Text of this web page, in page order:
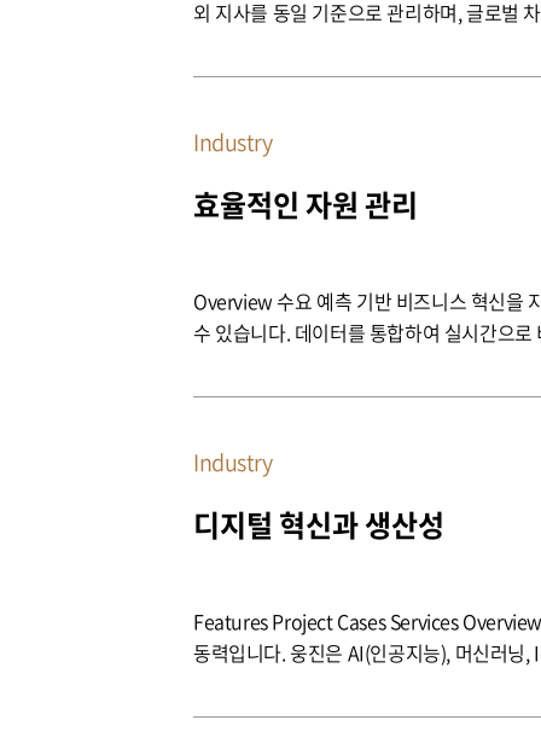
외 지사를 동일 기준으로 관리하며, 글로벌
Industry
효율적인 자원 관리
수 있습니다. 데이터를 통합하여 실시간으로 비즈니스 인사이트를 제공합니다. 이를 통해, 기업은 시장 변동성에 신속하게 대응하고, 고도화된 수요 예측 모델을 통해 재고
지속 가능한 성장과 시장 리더십을 확보하
Industry
디지털 혁신과 생산성
Features Project Cases Services Overview 디지털 혁신을 통한 제조 공정의 현대화 디지털 혁신은 전통적인 제조 방식의 한계를 극복하고, 생산성을 극대화하는 핵심
동력입니다. 웅진은 AI(인공지능), 머신러닝
요한 역할을 합니다.